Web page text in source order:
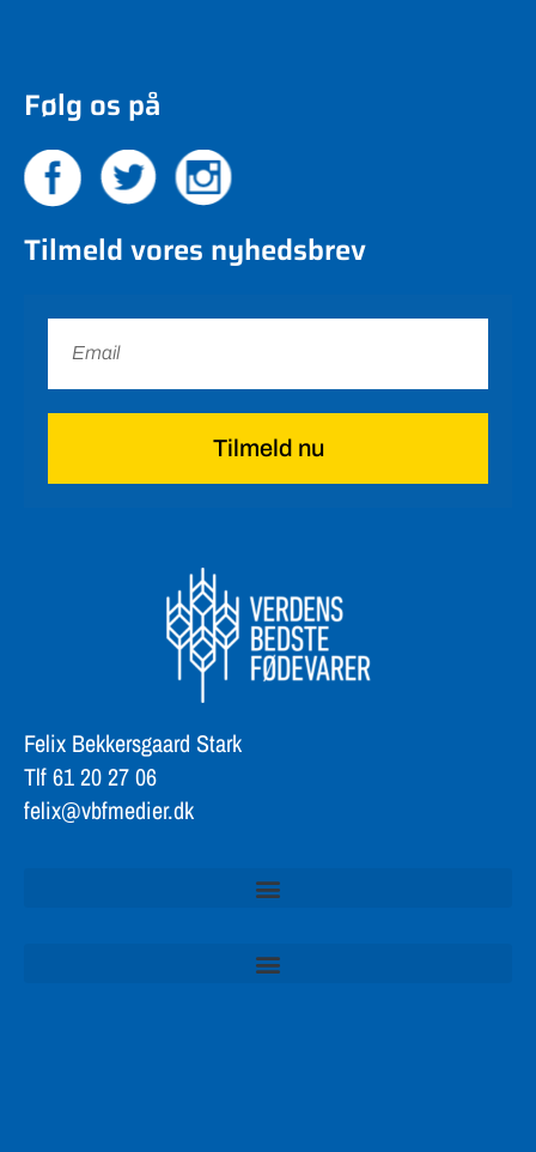
Følg os på
Tilmeld vores nyhedsbrev
Tilmeld nu
Felix Bekkersgaard Stark
Tlf 61 20 27 06
felix@vbfmedier.dk